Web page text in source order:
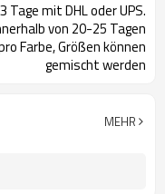
Tage mit DHL oder UPS.
von 20-25 Tagen
Farbe, Größen können
gemischt werden
MEHR